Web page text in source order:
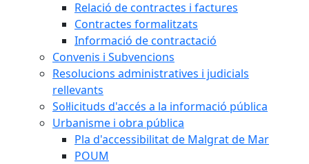
Relació de contractes i factures
Contractes formalitzats
Informació de contractació
Convenis i Subvencions
Resolucions administratives i judicials
rellevants
Sol·licituds d'accés a la informació pública
Urbanisme i obra pública
Pla d'accessibilitat de Malgrat de Mar
POUM